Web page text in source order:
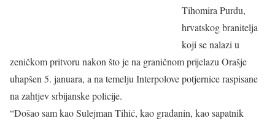
Tihomira Purdu,
hrvatskog branitelja
koji se nalazi u
zeničkom pritvoru nakon što je na graničnom prijelazu Orašje
uhapšen 5. januara, a na temelju Interpolove potjernice raspisane
na zahtjev srbijanske policije.
“Došao sam kao Sulejman Tihić, kao građanin, kao sapatnik